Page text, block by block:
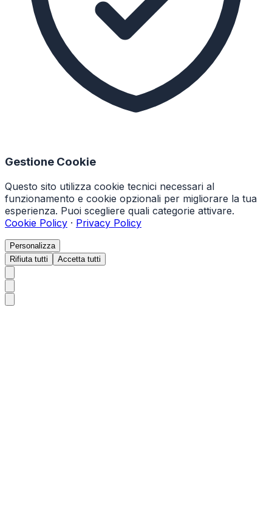
Gestione Cookie
Questo sito utilizza cookie tecnici necessari al
funzionamento e cookie opzionali per migliorare la tua
esperienza. Puoi scegliere quali categorie attivare.
Cookie Policy · Privacy Policy
Personalizza
Rifiuta tutti
Accetta tutti